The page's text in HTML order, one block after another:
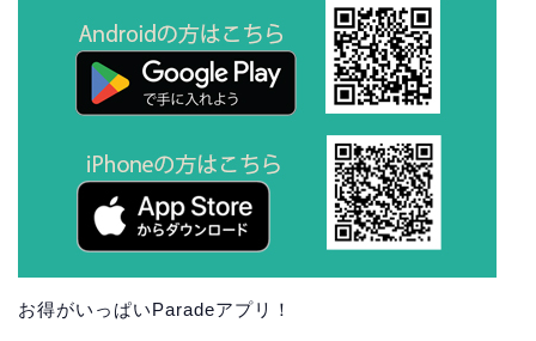
お得がいっぱいParadeアプリ！